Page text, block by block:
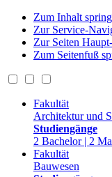
Zum Inhalt
Zur Service-
Zur Seiten
Zum Seitenfuß
Fakultät
Architektur und
Studiengänge
2 Bachelor | 2
Fakultät
Bauwesen